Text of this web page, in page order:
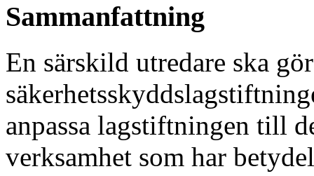
Sammanfattning
En särskild utredare ska
anpassa lagstiftningen till
verksamhet som har